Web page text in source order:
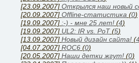
[23.09.2007] Открылся наш новый
[20.09.2007] Offline-статистика (0)
[19.09.2007] :-) - мне 25 лет! (4)
[19.09.2007] UL2: IR vs. PoT(5)
[13.09.2007] Новый дизайн сайта! (
[04.07.2007] ROC6 (0)
[20.05.2007] Наши детки жгут! (0)